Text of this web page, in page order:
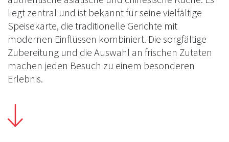
liegt zentral und ist bekannt für seine vielfältige
Speisekarte, die traditionelle Gerichte mit
modernen Einflüssen kombiniert. Die sorgfältige
Zubereitung und die Auswahl an frischen Zutaten
machen jeden Besuch zu einem besonderen
Erlebnis.